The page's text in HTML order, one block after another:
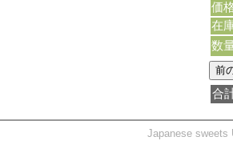
価
在
数
合
Japanese sweets